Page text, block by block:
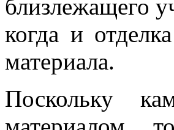
близлежащего
когда и
материала.
Поскольку